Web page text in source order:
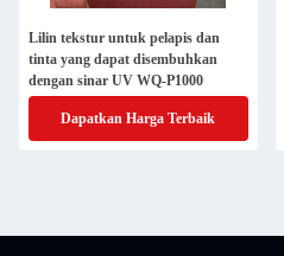
Lilin tekstur untuk pelapis dan
tinta yang dapat disembuhkan
dengan sinar UV WQ-P1000
Dapatkan Harga Terbaik